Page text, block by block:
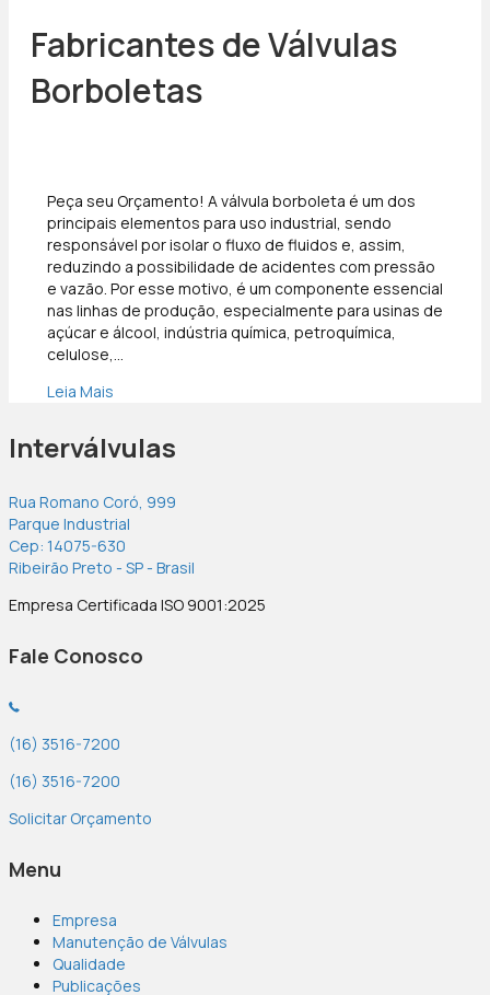
Fabricantes de Válvulas
Borboletas
Peça seu Orçamento! A válvula borboleta é um dos
principais elementos para uso industrial, sendo
responsável por isolar o fluxo de fluidos e, assim,
reduzindo a possibilidade de acidentes com pressão
e vazão. Por esse motivo, é um componente essencial
nas linhas de produção, especialmente para usinas de
açúcar e álcool, indústria química, petroquímica,
celulose,…
Leia Mais
Interválvulas
Rua Romano Coró, 999
Parque Industrial
Cep: 14075-630
Ribeirão Preto - SP - Brasil
Empresa Certificada ISO 9001:2025
Fale Conosco
(16) 3516-7200
(16) 3516-7200
Solicitar Orçamento
Menu
Empresa
Manutenção de Válvulas
Qualidade
Publicações